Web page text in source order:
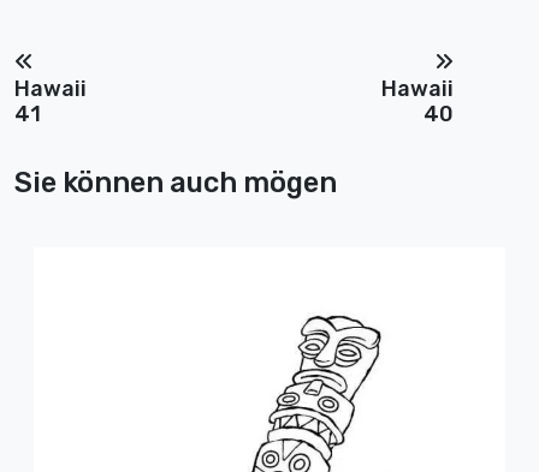
Hawaii
41
Hawaii
40
Sie können auch mögen